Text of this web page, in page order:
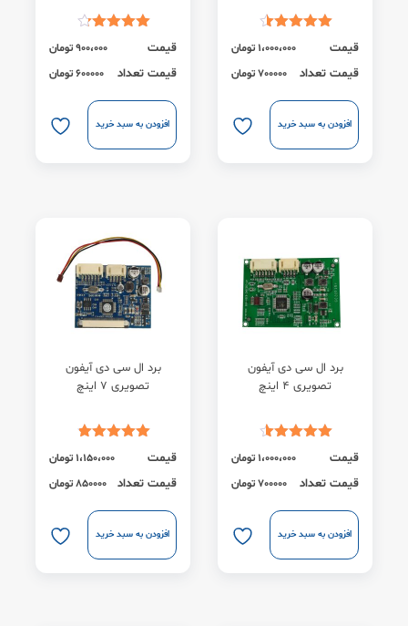
قیمت 1،000،000 تومان
قیمت تعداد 700000 تومان
افزودن به سبد خرید
قیمت 900،000تومان
قیمت تعداد 600000 تومان
افزودن به سبد خرید
برد ال سی دی آیفون
تصویری 4 اینچ
قیمت 1،000،000 تومان
قیمت تعداد 700000 تومان
افزودن به سبد خرید
برد ال سی دی آیفون
تصویری 7 اینچ
قیمت 1،150،000 تومان
قیمت تعداد 850000 تومان
افزودن به سبد خرید